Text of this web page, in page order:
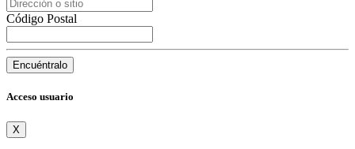
Código Postal
Encuéntralo
Acceso usuario
X